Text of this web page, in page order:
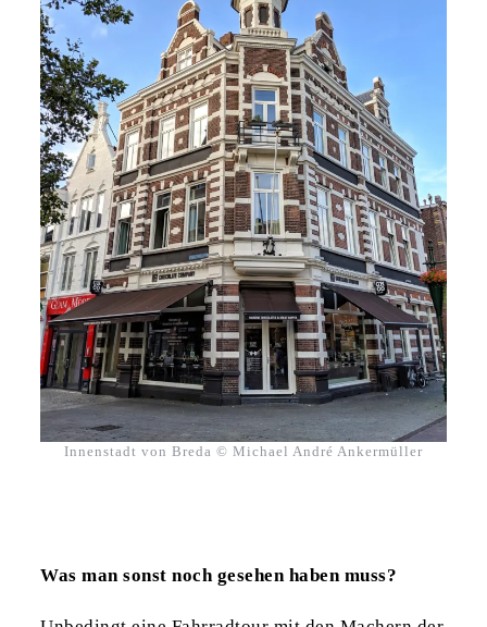
Innenstadt von Breda © Michael André Ankermüller
Was man sonst noch gesehen haben muss?